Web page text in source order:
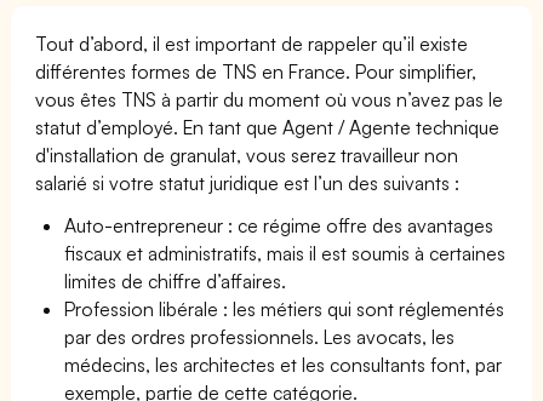
Tout d’abord, il est important de rappeler qu’il existe
différentes formes de TNS en France. Pour simplifier,
vous êtes TNS à partir du moment où vous n’avez pas le
statut d’employé. En tant que Agent / Agente technique
d'installation de granulat, vous serez travailleur non
salarié si votre statut juridique est l’un des suivants :
Auto-entrepreneur : ce régime offre des avantages
fiscaux et administratifs, mais il est soumis à certaines
limites de chiffre d’affaires.
Profession libérale : les métiers qui sont réglementés
par des ordres professionnels. Les avocats, les
médecins, les architectes et les consultants font, par
exemple, partie de cette catégorie.